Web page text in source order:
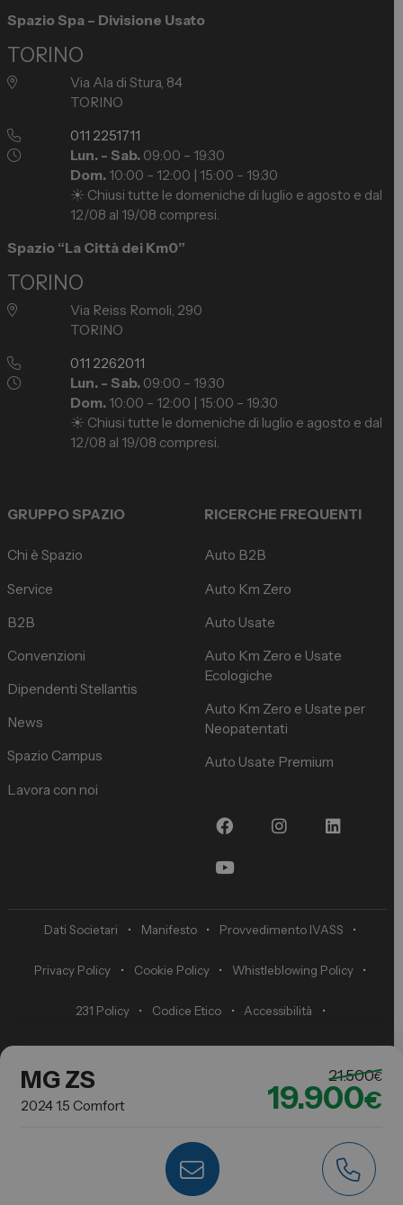
MG ZS
2024 1.5 Comfort
21.500€
19.900€
Spazio Spa – Divisione Usato
TORINO
Via Ala di Stura, 84
TORINO
011 2251711
Lun. - Sab. 09:00 – 19:30
Dom. 10:00 – 12:00 | 15:00 – 19:30
☀️ Chiusi tutte le domeniche di luglio e agosto e dal
12/08 al 19/08 compresi.
Spazio “La Città dei Km0”
TORINO
Via Reiss Romoli, 290
TORINO
011 2262011
Lun. - Sab. 09:00 – 19:30
Dom. 10:00 – 12:00 | 15:00 – 19:30
☀️ Chiusi tutte le domeniche di luglio e agosto e dal
12/08 al 19/08 compresi.
GRUPPO SPAZIO
Chi è Spazio
Service
B2B
Convenzioni
Dipendenti Stellantis
News
Spazio Campus
Lavora con noi
RICERCHE FREQUENTI
Auto B2B
Auto Km Zero
Auto Usate
Auto Km Zero e Usate
Ecologiche
Auto Km Zero e Usate per
Neopatentati
Auto Usate Premium
Dati Societari • Manifesto • Provvedimento IVASS •
Privacy Policy • Cookie Policy • Whistleblowing Policy •
231 Policy • Codice Etico • Accessibilità •
© Copyright 2009-2025 Spazio S.P.A. Sede Legale: Via Ala di Stura 84, 10148
891169
Made inRSW Studio